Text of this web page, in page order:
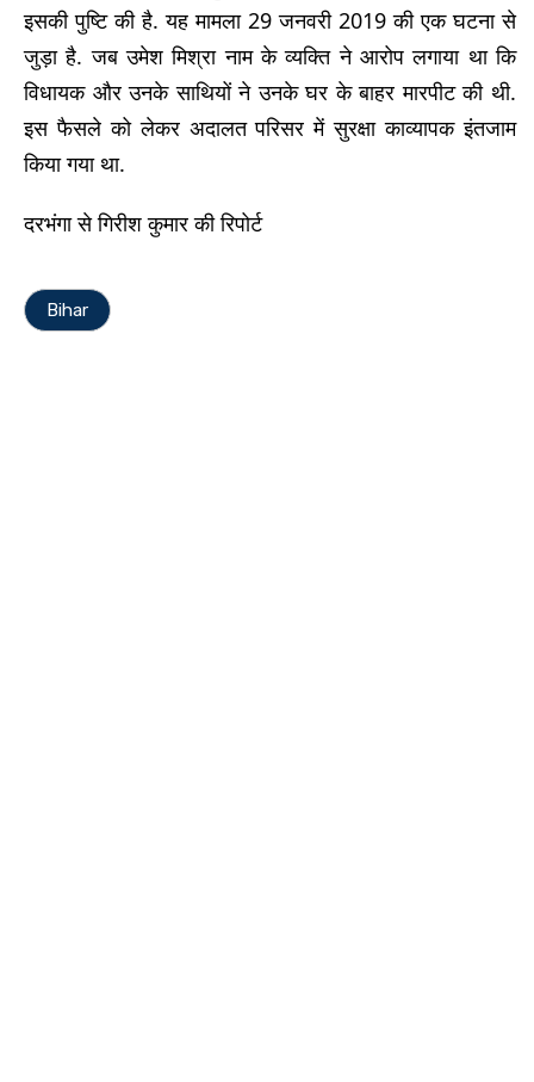
इसकी पुष्टि की है. यह मामला 29 जनवरी 2019 की एक घटना से
जुड़ा है. जब उमेश मिश्रा नाम के व्यक्ति ने आरोप लगाया था कि
विधायक और उनके साथियों ने उनके घर के बाहर मारपीट की थी.
इस फैसले को लेकर अदालत परिसर में सुरक्षा काव्यापक इंतजाम
किया गया था.
दरभंगा से गिरीश कुमार की रिपोर्ट
Bihar